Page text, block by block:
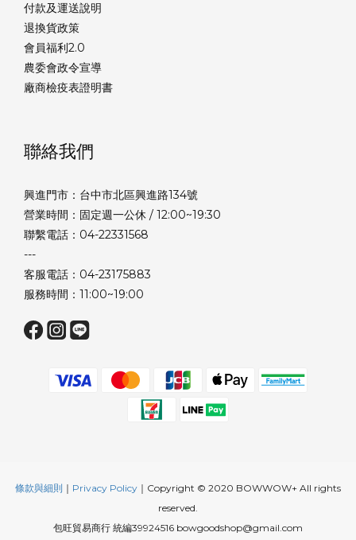
付款及運送說明
退換貨政策
會員福利2.0
農委會政令宣導
廠商檢疫表證明書
聯絡我們
興進門市：台中市北區興進路134號
營業時間：固定週一公休 / 12:00~19:30
聯繫電話：04-22331568
---
客服電話：04-23175883
服務時間：11:00~19:00
條款與細則 ｜ Privacy Policy ｜Copyright © 2020 BOWWOW+ All rights
reserved.
包旺貿易商行 統編39924516 bowgoodshop@gmail.com